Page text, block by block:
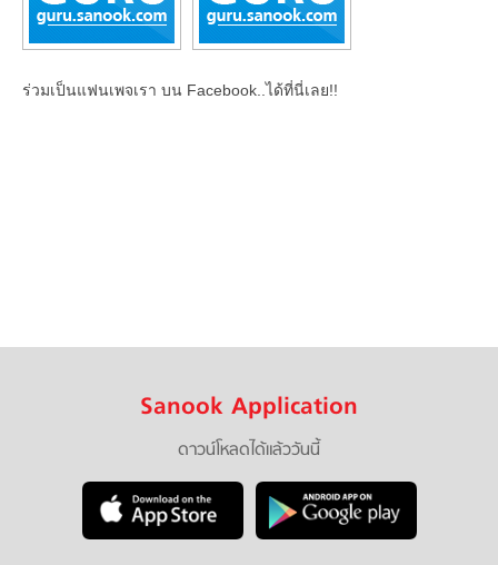
ร่วมเป็นแฟนเพจเรา บน Facebook..ได้ที่นี่เลย!!
Sanook Application
ดาวน์โหลดได้แล้ววันนี้